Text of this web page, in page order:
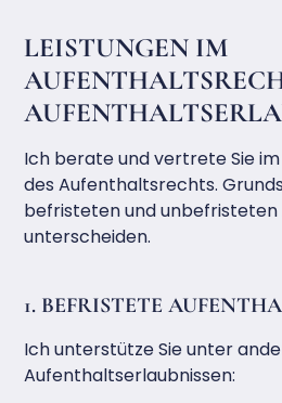
LEISTUNGEN IM
Ich berate und vertrete Sie
des Aufenthaltsrechts.
befristeten und
unterscheiden.
1. BEFRISTETE
Ich unterstütze Sie unter
Aufenthaltserlaubnissen: